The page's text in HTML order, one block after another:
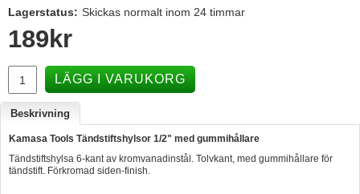
Humminbird
B&G
Båttillbehör
Hummertina
Varta - Batterier
Lagerstatus: Skickas normalt inom 24 timmar
189 kr
LÄGG I VARUKORG
Beskrivning
Kamasa Tools Tändstiftshylsor 1/2" med gummihållare
Tändstiftshylsa 6-kant av kromvanadinstål. Tolvkant, med gummihållare för
tändstift. Förkromad siden-finish.